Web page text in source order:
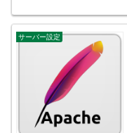
サーバー設定